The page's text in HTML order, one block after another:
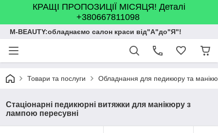
КРАЩІ ПРОПОЗИЦІЇ МІСЯЦЯ! Деталі
+380667811098
M-BEAUTY:обладнаємо салон краси від"А"до"Я"!
Товари та послуги Обладнання для педикюру та
Стаціонарні педикюрні витяжки для манікюру з
лампою пересувні